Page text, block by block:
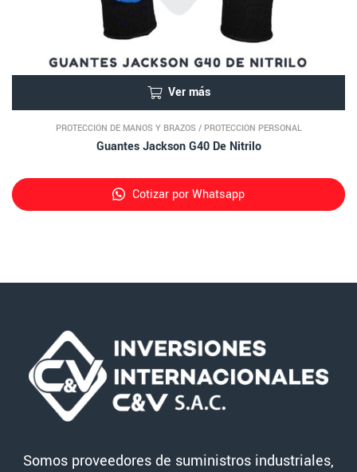
Ver más
PROTECCIÓN DE MANOS Y BRAZOS / PROTECCIÓN PERSONAL
Guantes Jackson G40 De Nitrilo
Cotizar por Whatsapp
Somos proveedores de suministros industriales,